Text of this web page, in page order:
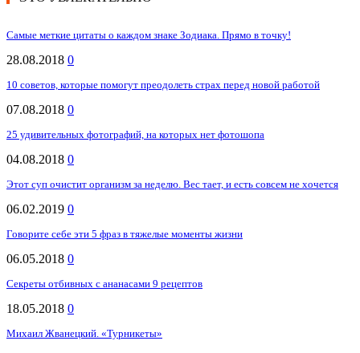
Самые меткие цитаты о каждом знаке Зодиака. Прямо в точку!
28.08.2018 0
10 советов, которые помогут преодолеть страх перед новой работой
07.08.2018 0
25 удивительных фотографий, на которых нет фотошопа
04.08.2018 0
Этот суп очистит организм за неделю. Вес тает, и есть совсем не хочется
06.02.2019 0
Говорите себе эти 5 фраз в тяжелые моменты жизни
06.05.2018 0
Секреты отбивных с ананасами 9 рецептов
18.05.2018 0
Михаил Жванецкий. «Турникеты»